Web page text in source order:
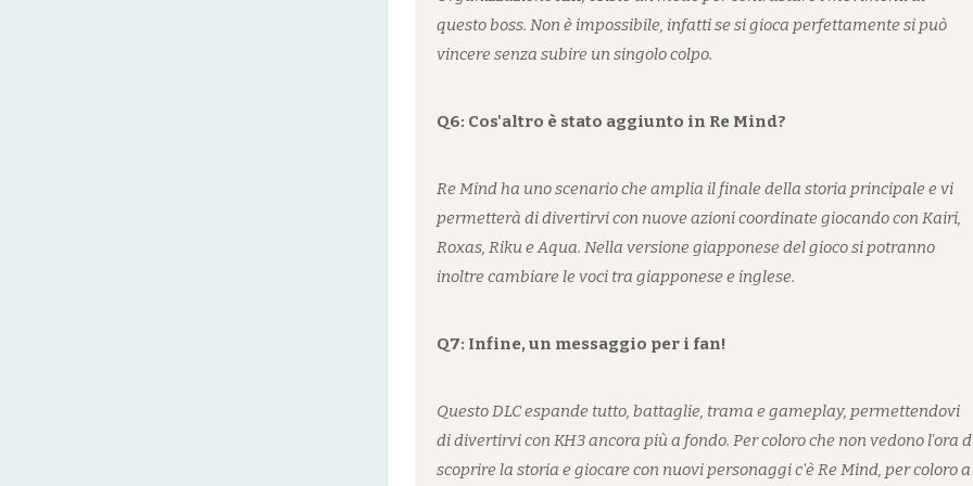
questo boss. Non è impossibile, infatti se si gioca perfettamente si può
vincere senza subire un singolo colpo.
Q6: Cos'altro è stato aggiunto in Re Mind?
Re Mind ha uno scenario che amplia il finale della storia principale e vi
permetterà di divertirvi con nuove azioni coordinate giocando con Kairi,
Roxas, Riku e Aqua. Nella versione giapponese del gioco si potranno
inoltre cambiare le voci tra giapponese e inglese.
Q7: Infine, un messaggio per i fan!
Questo DLC espande tutto, battaglie, trama e gameplay, permettendovi
di divertirvi con KH3 ancora più a fondo. Per coloro che non vedono l'ora
scoprire la storia e giocare con nuovi personaggi c'è Re Mind, per coloro a